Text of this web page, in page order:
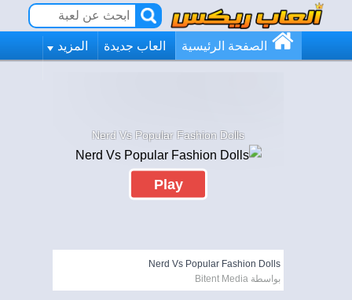
الصفحة الرئيسية العاب جديدة المزيد
Nerd Vs Popular Fashion Dolls
Play
Nerd Vs Popular Fashion Dolls
بواسطة Bitent Media